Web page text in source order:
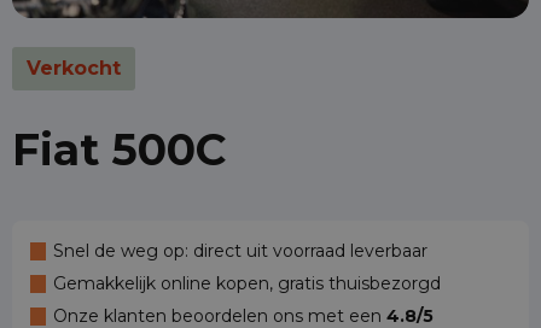
Verkocht
Fiat 500C
Snel de weg op: direct uit voorraad leverbaar
Gemakkelijk online kopen, gratis thuisbezorgd
Onze klanten beoordelen ons met een 4.8/5